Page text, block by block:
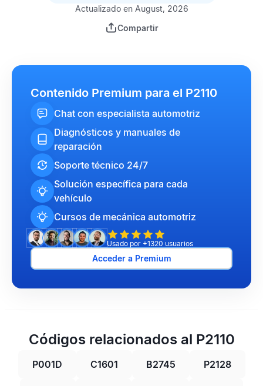
Actualizado en August, 2026
Compartir
Contenido Premium para el P2110
Chat con especialista automotriz
Diagnósticos y manuales de
reparación
Soporte técnico 24/7
Solución específica para cada
vehículo
Cursos de mecánica automotriz
Usado por +1320 usuarios
Acceder a Premium
Códigos relacionados al P2110
P001D C1601 B2745 P2128